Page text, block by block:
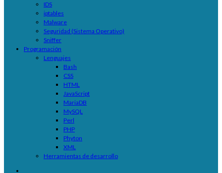
IDS
iptables
Malware
Seguridad (Sistema Operativo)
Sniffer
Programación
Lenguajes
Bash
CSS
HTML
JavaScript
MariaDB
MySQL
Perl
PHP
Phyton
XML
Herramientas de desarrollo